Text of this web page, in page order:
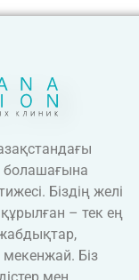
Біздің желі
– тек ең
Біз
мен